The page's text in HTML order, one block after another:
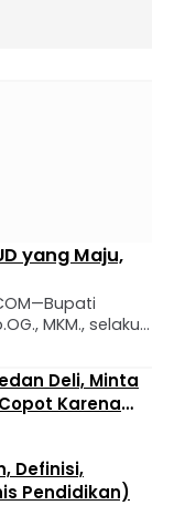
yang Maju,
MKM., selaku
resmi
Dini (PAUD)
se-Kabupaten
di Aula
(29/07).
Penggerak
…
Deli, Minta
Karena
Definisi,
Pendidikan)